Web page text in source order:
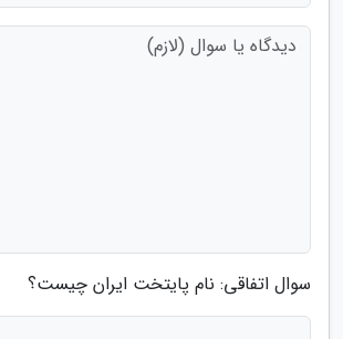
سوال اتفاقی: نام پایتخت ایران چیست؟